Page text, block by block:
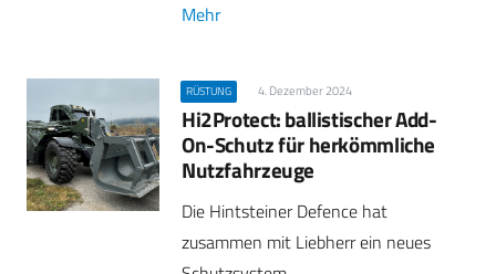
Mehr
RÜSTUNG 4. Dezember 2024
Hi2Protect: ballistischer Add-
On-Schutz für herkömmliche
Nutzfahrzeuge
Die Hintsteiner Defence hat
zusammen mit Liebherr ein neues